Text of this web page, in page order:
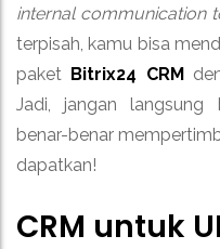
internal communication
terpisah, kamu bisa
paket Bitrix24 CRM
Jadi, jangan langsung
benar-benar
dapatkan!
CRM untuk